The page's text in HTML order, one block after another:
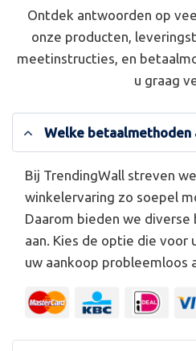
Ontdek antwoorden op
onze producten,
meetinstructies, en
u graag
Welke betaalmethoden
Bij TrendingWall streven
winkelervaring zo soepel
Daarom bieden we
aan. Kies de optie die voor
uw aankoop probleemloos